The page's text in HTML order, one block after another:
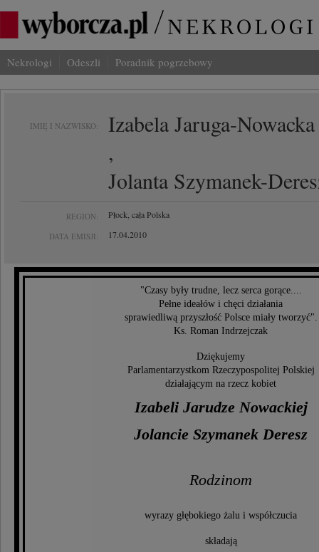
Nekrologi Odeszli Poradnik pogrzebowy
IMIĘ I NAZWISKO:
Izabela Jaruga-Nowacka
,
Jolanta Szymanek-
REGION: Płock, cała Polska
DATA EMISJI: 17.04.2010
"Czasy były trudne, lecz serca gorące....
Pełne ideałów i chęci działania
sprawiedliwą przyszłość Polsce miały tworzyć".
Ks. Roman Indrzejczak
Dziękujemy
Parlamentarzystkom Rzeczypospolitej Polskiej
działającym na rzecz kobiet
Izabeli Jarudze Nowackiej
Jolancie Szymanek Deresz
Rodzinom
wyrazy głębokiego żalu i współczucia
składają